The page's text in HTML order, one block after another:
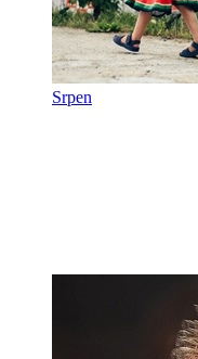
Srpen